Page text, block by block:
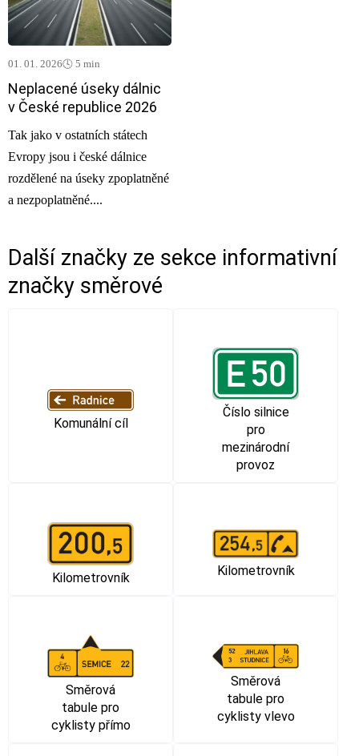
01. 01. 2026🕓 5 min
Neplacené úseky dálnic
v České republice 2026
Tak jako v ostatních státech
Evropy jsou i české dálnice
rozdělené na úseky zpoplatněné
a nezpoplatněné....
Další značky ze sekce informativní
značky směrové
Komunální cíl
Číslo silnice
pro
mezinárodní
provoz
Kilometrovník Kilometrovník
Směrová
tabule pro
cyklisty přímo
Směrová
tabule pro
cyklisty vlevo